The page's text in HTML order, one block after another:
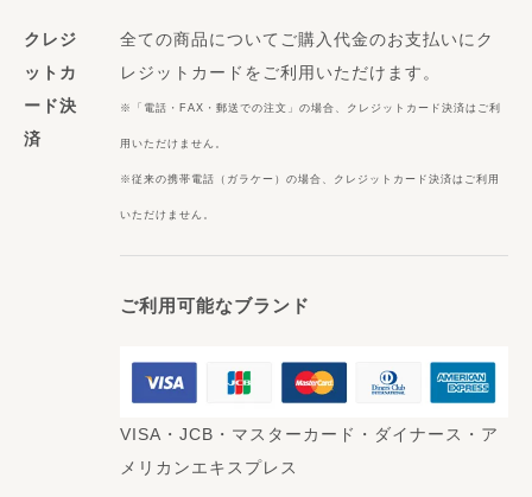
クレジ
ットカ
ード決
済
全ての商品についてご購入代金のお支払いにク
レジットカードをご利用いただけます。
※「電話・FAX・郵送での注文」の場合、クレジットカード決済はご利
用いただけません。
※従来の携帯電話（ガラケー）の場合、クレジットカード決済はご利用
いただけません。
ご利用可能なブランド
VISA・JCB・マスターカード・ダイナース・ア
メリカンエキスプレス